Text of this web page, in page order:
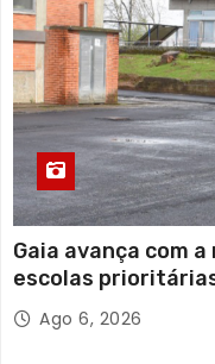
Gaia avança com
escolas
Ago 6, 2026